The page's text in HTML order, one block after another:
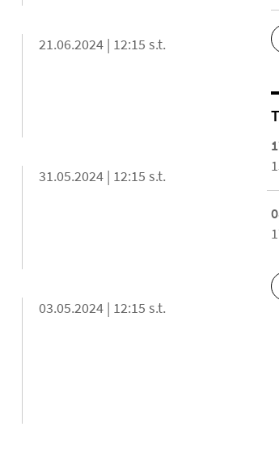
21.06.2024 | 12:15 s.t.
31.05.2024 | 12:15 s.t.
03.05.2024 | 12:15 s.t.